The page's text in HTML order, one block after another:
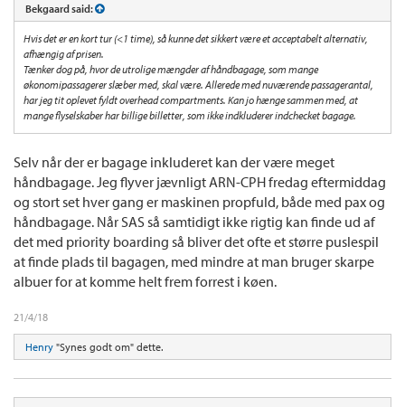
Bekgaard said:
Hvis det er en kort tur (<1 time), så kunne det sikkert være et acceptabelt alternativ,
afhængig af prisen.
Tænker dog på, hvor de utrolige mængder af håndbagage, som mange
økonomipassagerer slæber med, skal være. Allerede med nuværende passagerantal,
har jeg tit oplevet fyldt overhead compartments. Kan jo hænge sammen med, at
mange flyselskaber har billige billetter, som ikke indkluderer indchecket bagage.
Selv når der er bagage inkluderet kan der være meget
håndbagage. Jeg flyver jævnligt ARN-CPH fredag eftermiddag
og stort set hver gang er maskinen propfuld, både med pax og
håndbagage. Når SAS så samtidigt ikke rigtig kan finde ud af
det med priority boarding så bliver det ofte et større puslespil
at finde plads til bagagen, med mindre at man bruger skarpe
albuer for at komme helt frem forrest i køen.
21/4/18
Henry "Synes godt om" dette.